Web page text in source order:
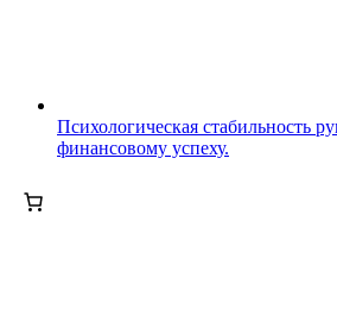
Психологическая стабильность
финансовому успеху.